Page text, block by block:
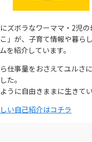
ズボラなワーママ・2児の
」が、子育て情報や暮ら
を紹介しています。
仕事量をおさえてユルさ
た。
うに自由きままに生きてい
い自己紹介はコチラ